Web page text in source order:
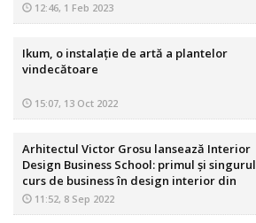
12:46, 1 Feb 2023
Ikum, o instalație de artă a plantelor
vindecătoare
15:07, 13 Oct 2022
Arhitectul Victor Grosu lansează Interior
Design Business School: primul și singurul
curs de business în design interior din
România
11:52, 8 Sep 2022